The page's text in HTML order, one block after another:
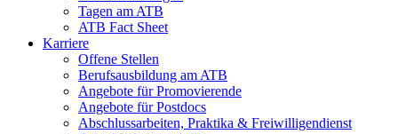
Tagen am ATB
ATB Fact Sheet
Karriere
Offene Stellen
Berufsausbildung am ATB
Angebote für Promovierende
Angebote für Postdocs
Abschlussarbeiten, Praktika & Freiwilligendienst